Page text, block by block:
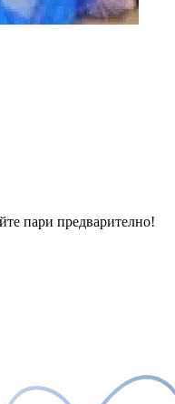
пари предварително!